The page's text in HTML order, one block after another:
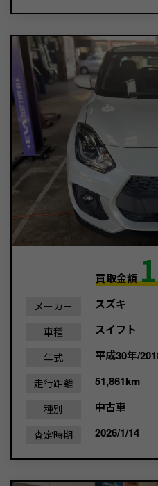
買取金額
メーカー スズキ
車種 スイフト
年式 平成30年/
走行距離 51,861km
種別 中古車
査定時期 2026/1/14